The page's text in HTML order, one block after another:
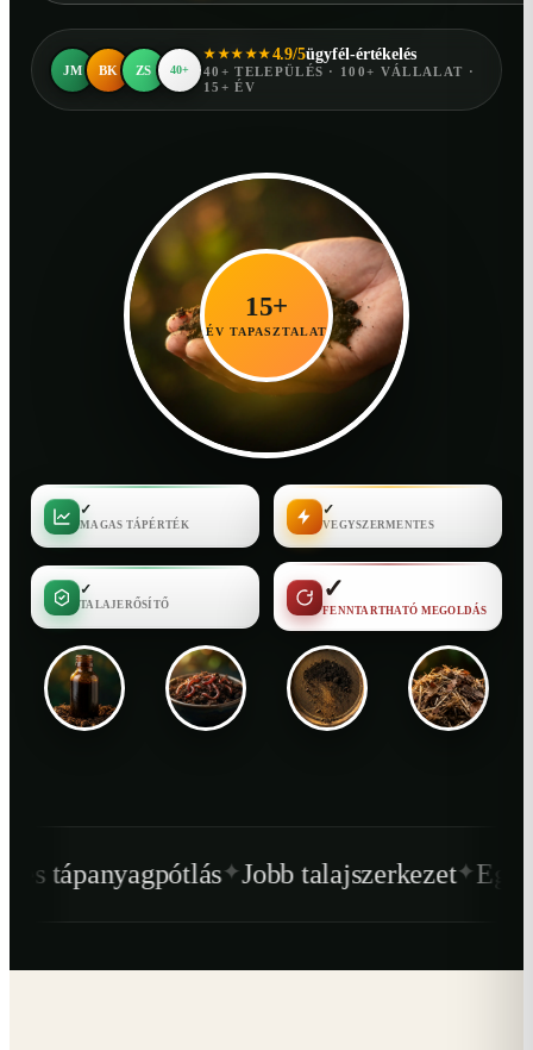
JM BK ZS 40+
★★★★★4.9/5ügyfél-értékelés
40+ TELEPÜLÉS · 100+ VÁLLALAT ·
15+ ÉV
15+
ÉV TAPASZTALAT
✓
MAGAS TÁPÉRTÉK
✓
VEGYSZERMENTES
✓
TALAJERŐSÍTŐ
✓
FENNTARTHATÓ MEGOLDÁS
✦Jobb talajszerkezet✦Egészségesebb